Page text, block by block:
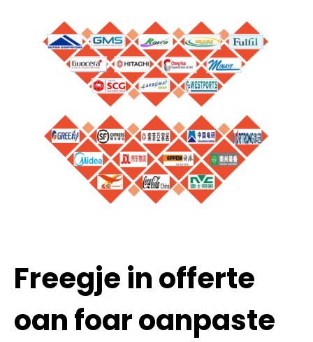
Freegje in offerte
oan foar oanpaste